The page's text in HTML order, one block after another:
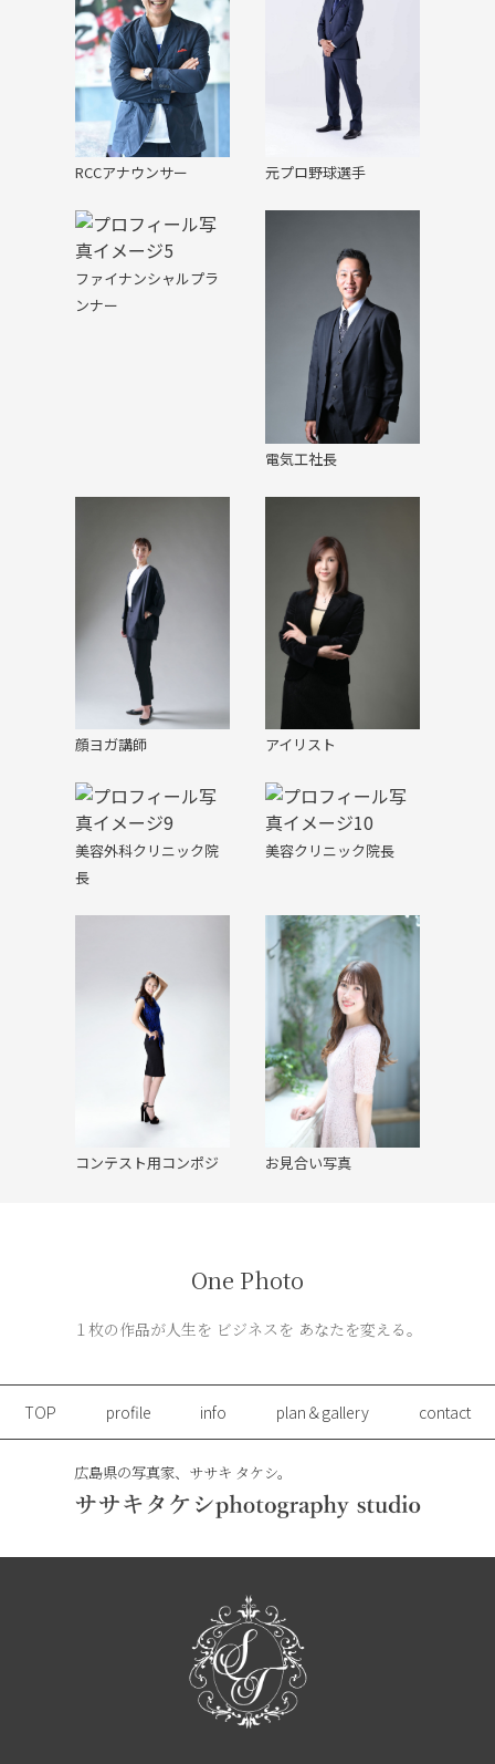
RCCアナウンサー 元プロ野球選手
ファイナンシャルプラ
ンナー
電気工社長
顔ヨガ講師 アイリスト
美容外科クリニック院
長
美容クリニック院長
コンテスト用コンポジ お見合い写真
広島県の写真家、ササキ タケシ。
One Photo
１枚の作品が人生を ビジネスを あなたを変える。
TOP profile info plan＆gallery contact